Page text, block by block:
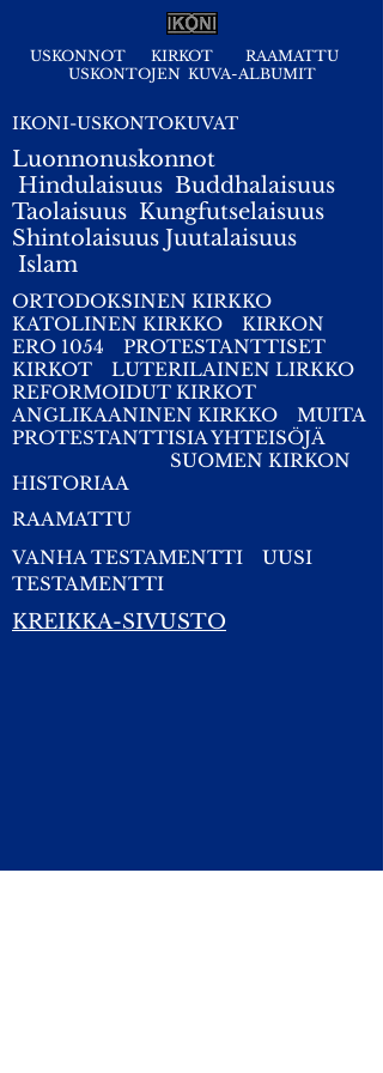
USKONNOT KIRKOT
RAAMATTU
USKONTOJEN KUVA-ALBUMIT
IKONI-USKONTOKUVAT
Luonnonuskonnot
Hindulaisuus Buddhalaisuus
Taolaisuus Kungfutselaisuus
Shintolaisuus Juutalaisuus
Islam
ORTODOKSINEN KIRKKO
KATOLINEN KIRKKO
KIRKON
ERO 1054
PROTESTANTTISET
KIRKOT
LUTERILAINEN LIRKKO
REFORMOIDUT KIRKOT
ANGLIKAANINEN KIRKKO
MUITA
PROTESTANTTISIA YHTEISÖJÄ
SUOMEN KIRKON
HISTORIAA
RAAMATTU
VANHA TESTAMENTTI
UUSI
TESTAMENTTI
KREIKKA-SIVUSTO